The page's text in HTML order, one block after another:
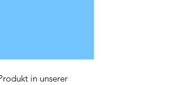
in unserer